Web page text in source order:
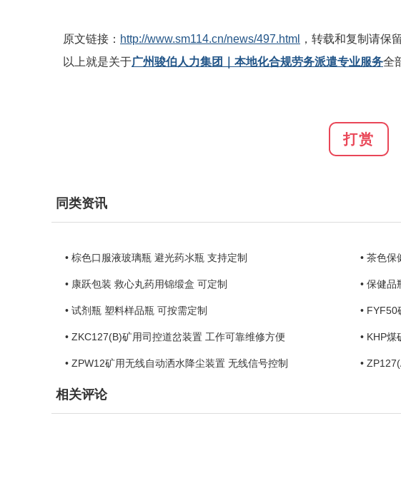
原文链接： http://www.sm114.cn/news/497.html
，转载和复制请保
以上就是关于广州骏伯人力集团｜本地化合规劳务派遣专业服务全
打赏
同类资讯
• 棕色口服液玻璃瓶 避光药氺瓶 支持定制 • 茶色保
• 康跃包装 救心丸药用锦缎盒 可定制 • 保健品
• 试剂瓶 塑料样品瓶 可按需定制 • FYF50
• ZKC127(B)矿用司控道岔装置 工作可靠维修方便 • KHP
• ZPW12矿用无线自动洒水降尘装置 无线信号控制 •
相关评论